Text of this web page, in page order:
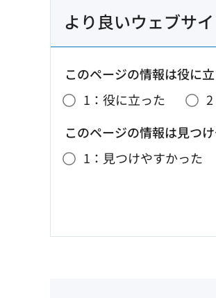
より良いウェブサ
このページの情報は役に
1：役に立った
このページの情報は見つ
1：見つけやすかった